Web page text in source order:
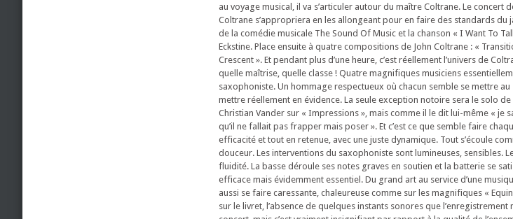
au voyage musical, il va s’articuler autour du maître Coltrane. Le concert
Coltrane s’appropriera en les allongeant pour en faire des standards du
de la comédie musicale The Sound Of Music et la chanson « I Want To
Eckstine. Place ensuite à quatre compositions de John Coltrane : «
Crescent ». Et pendant plus d’une heure, c’est réellement l’univers de
quelle maîtrise, quelle classe ! Quatre magnifiques musiciens
saxophoniste. Un hommage respectueux où chacun semble se mettre
mettre réellement en évidence. La seule exception notoire sera le solo
Christian Vander sur « Impressions », mais comme il le dit lui-même « je
qu’il ne fallait pas frapper mais poser ». Et c’est ce que semble faire
efficacité et tout en retenue, avec une juste dynamique. Tout s’écoule
douceur. Les interventions du saxophoniste sont lumineuses, sensibles.
fluidité. La basse déroule ses notes graves en soutien et la batterie se
efficace mais évidemment essentiel. Du grand art au service d’une
aussi se faire caressante, chaleureuse comme sur les magnifiques «
sur le livret, l’absence de quelques instants sonores que l’enregistrement